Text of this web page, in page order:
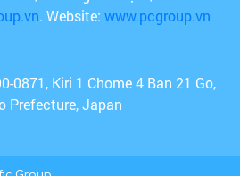
. Website: www.pcgroup.vn
0871, Kiri 1 Chome 4 Ban 21 Go,
Prefecture, Japan